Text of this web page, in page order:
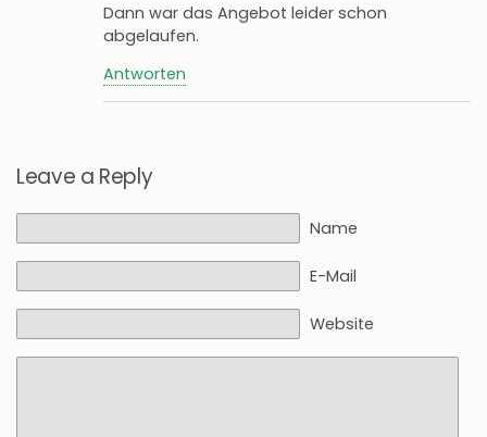
Dann war das Angebot leider schon
abgelaufen.
Antworten
Leave a Reply
Name
E-Mail
Website